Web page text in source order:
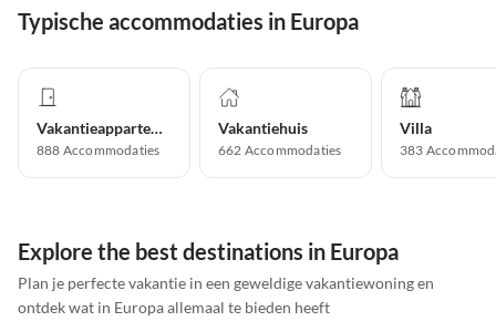
Typische accommodaties in Europa
Vakantieappartement
888 Accommodaties
Vakantiehuis
662 Accommodaties
Villa
383
Explore the best destinations in Europa
Plan je perfecte vakantie in een geweldige vakantiewoning en
ontdek wat in Europa allemaal te bieden heeft